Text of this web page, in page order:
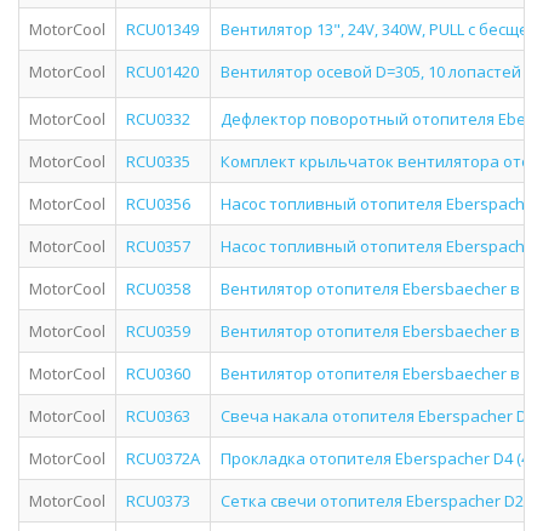
MotorCool
RCU01349
Вентилятор 13", 24V, 340W, PULL с
MotorCool
RCU01420 Вентилятор осевой D=305, 10 лопастей
MotorCool RCU0332
Дефлектор поворотный отопителя
MotorCool
RCU0335
Комплект крыльчаток вентилятора
MotorCool
RCU0356
Насос топливный отопителя Eberspacher
MotorCool
RCU0357
Насос топливный отопителя Eberspacher
MotorCool
RCU0358
Вентилятор отопителя Ebersbaecher в
MotorCool
RCU0359
Вентилятор отопителя Ebersbaecher в
MotorCool
RCU0360
Вентилятор отопителя Ebersbaecher в
MotorCool
RCU0363
Свеча накала отопителя Eberspacher D2/
MotorCool
RCU0372A
Прокладка отопителя Eberspacher D4 (4
MotorCool
RCU0373
Сетка свечи отопителя Eberspacher D2/